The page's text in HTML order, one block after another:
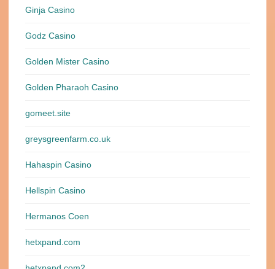
Ginja Casino
Godz Casino
Golden Mister Casino
Golden Pharaoh Casino
gomeet.site
greysgreenfarm.co.uk
Hahaspin Casino
Hellspin Casino
Hermanos Coen
hetxpand.com